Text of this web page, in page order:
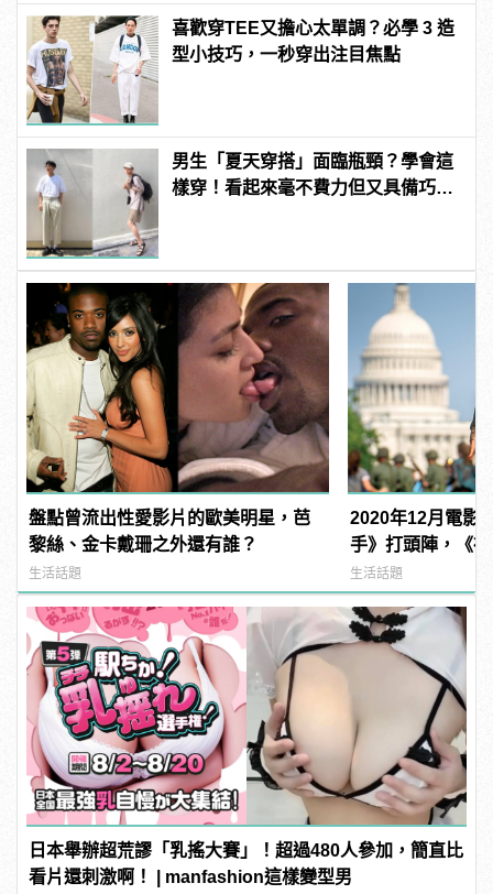
喜歡穿TEE又擔心太單調？必學 3 造
型小技巧，一秒穿出注目焦點
男生「夏天穿搭」面臨瓶頸？學會這
樣穿！看起來毫不費力但又具備巧
盤點曾流出性愛影片的歐美明星，芭
黎絲、金卡戴珊之外還有誰？
生活話題
2020年12月電影
手》打頭陣，《
受期待！
生活話題
日本舉辦超荒謬「乳搖大賽」！超過480人參加，簡直比
看片還刺激啊！ | manfashion這樣變型男